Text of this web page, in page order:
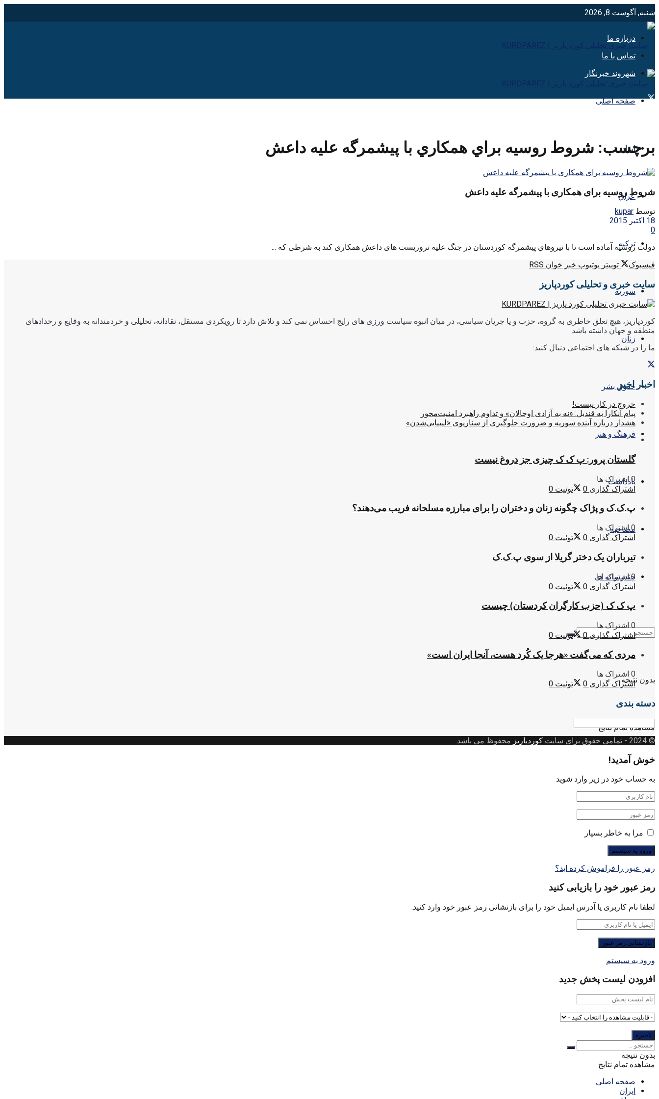
شنبه, آگوست 8, 2026
درباره ما
تماس با ما
شهروند خبرنگار
صفحه اصلی
ایران
عراق
ترکیه
سوریه
زنان
حقوق بشر
فرهنگ و هنر
یادداشت
مصاحبه
چندرسانه ای
بدون نتیجه
مشاهده تمام نتایج
برچسب: شروط روسيه براي همكاري با پيشمرگه عليه داعش
شروط روسیه برای همکاری با پیشمرگه علیه داعش
توسط kupar
18 اکتبر 2015
0
دولت روسیه آماده است تا با نیروهای پیشمرگه کوردستان در جنگ علیه تروریست های داعش همکاری کند به شرطی که ...
فیسبوک
توییتر یوتیوب خبر خوان RSS
سایت خبری و تحلیلی کوردپاریز
کوردپاریز، هیچ تعلق خاطری به گروه، حزب و یا جریان سیاسی، در میان انبوه سیاست ورزی های رایج احساس نمی کند و تلاش دارد تا رویکردی مستقل، نقادانه، تحلیلی و خردمندانه به وقایع و رخدادهای
منطقه و جهان داشته باشد.
ما را در شبکه های اجتماعی دنبال کنید:
اخبار اخیر
خروج در کار نیست!
پیام آنکارا به قندیل: «نه به آزادی اوجالان» و تداوم راهبرد امنیت‌محور
هشدار درباره آینده سوریه و ضرورت جلوگیری از سناریوی «لیبیایی‌شدن»
گلستان پرور: پ ک ک چیزی جز دروغ نیست
0 اشتراک ها
اشتراک گذاری 0 توئیت 0
پ.ک.ک و پژاک چگونه زنان و دختران را برای مبارزه مسلحانه فریب می‌دهند؟
0 اشتراک ها
اشتراک گذاری 0 توئیت 0
تیرباران یک دختر گریلا از سوی پ.ک.ک
0 اشتراک ها
اشتراک گذاری 0 توئیت 0
پ ک ک (حزب کارگران کردستان) چیست
0 اشتراک ها
اشتراک گذاری 0 توئیت 0
مردی که می‌گفت «هرجا یک کُرد هست، آنجا ایران است»
0 اشتراک ها
اشتراک گذاری 0 توئیت 0
دسته بندی
دسته
بندی
© 2024
- تمامی حقوق برای سایت کوردپاریز محفوظ می باشد.
خوش آمدید!
به حساب خود در زیر وارد شوید
مرا به خاطر بسپار
رمز عبور را فراموش کرده اید؟
رمز عبور خود را بازیابی کنید
لطفا نام کاربری یا آدرس ایمیل خود را برای بازنشانی رمز عبور خود وارد کنید.
ورود به سیستم
افزودن لیست پخش جدید
بدون نتیجه
مشاهده تمام نتایج
صفحه اصلی
ایران